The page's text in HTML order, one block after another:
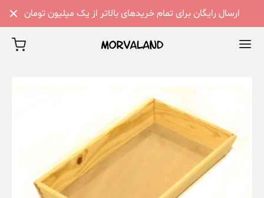
ارسال رایگان برای تمام خریدهای بالاتر از یک میلیون تومان